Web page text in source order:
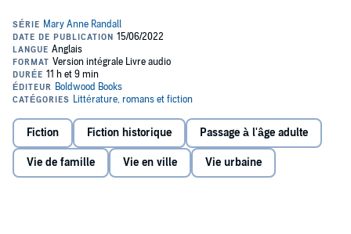
safe. But with the bombs beginning to fall on Bristol, danger is all too
close to home.
Will Mary Anne rise above her tarnished reputation and protect
those she loves from the uncertainty of a world at war?
A sequel to A Wartime Wife.
Praise for Lizzie Lane:
'A gripping saga and a storyline that will keep you hooked' Rosie
Goodwin
Fiction Fiction historique Passage à l'âge adulte
Vie de famille Vie en ville Vie urbaine